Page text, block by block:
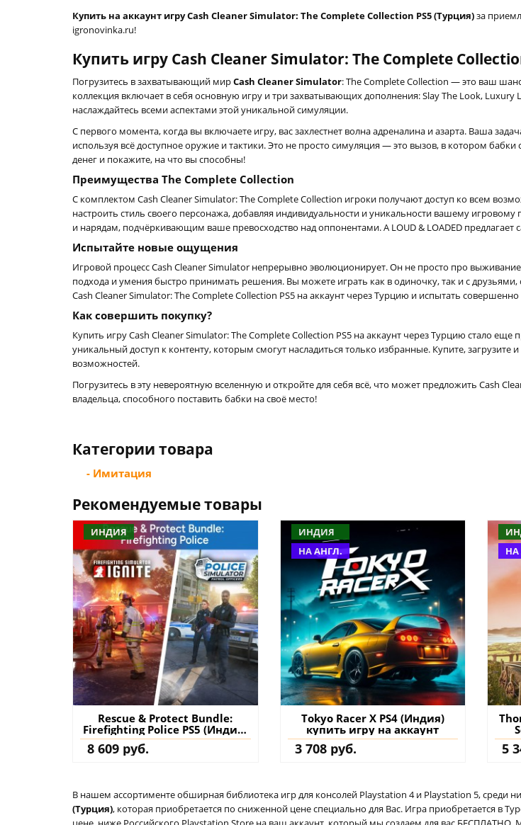
Купить на аккаунт игру Cash Cleaner Simulator: The Complete Collection PS5 (Турция)за
igronovinka.ru!
Купить игру Cash Cleaner Simulator: The Complete
Погрузитесь в захватывающий мирCash Cleaner Simulator: The Complete Collection — это ваш
коллекция включает в себя основную игру и три захватывающих дополнения: Slay The Look,
наслаждайтесь всеми аспектами этой уникальной симуляции.
С первого момента, когда вы включаете игру, вас захлестнет волна адреналина и азарта. Ваша
используя всё доступное оружие и тактики. Это не просто симуляция — это вызов, в котором
денег и покажите, на что вы способны!
Преимущества The Complete Collection
С комплектом Cash Cleaner Simulator: The Complete Collection игроки получают доступ ко всем
настроить стиль своего персонажа, добавляя индивидуальности и уникальности вашему
и нарядам, подчёркивающим ваше превосходство над оппонентами. А LOUD & LOADED
Испытайте новые ощущения
Игровой процесс Cash Cleaner Simulator непрерывно эволюционирует. Он не просто про
подхода и умения быстро принимать решения. Вы можете играть как в одиночку, так и с
Cash Cleaner Simulator: The Complete Collection PS5 на аккаунт через Турцию и испытать
Как совершить покупку?
Купить игру Cash Cleaner Simulator: The Complete Collection PS5 на аккаунт через Турцию стало
уникальный доступ к контенту, которым смогут насладиться только избранные. Купите,
возможностей.
Погрузитесь в эту невероятную вселенную и откройте для себя всё, что может предложить Cash
владельца, способного поставить бабки на своё место!
Категории товара
- Имитация
Рекомендуемые товары
ИНДИЯ
Rescue & Protect Bundle:
Firefighting Police PS5 (Индия)
купить
8 609 руб.
ИНДИЯ
НА АНГЛ.
Tokyo Racer X PS4 (Индия)
купить игру на аккаунт
3 708 руб.
НА
5
В нашем ассортименте обширная библиотека игр для консолей Playstation 4 и Playstation 5, среди
(Турция), которая приобретается по сниженной цене специально для Вас. Игра приобретается в